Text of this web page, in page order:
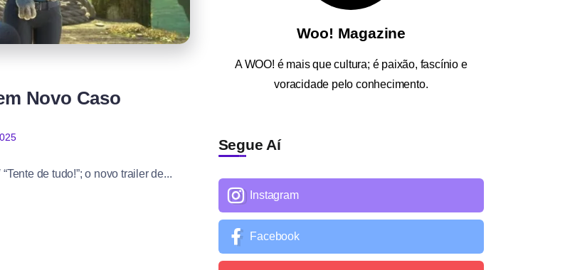
Novo Caso
de tudo!”; o novo trailer de...
Woo! Magazine
AWOO! é mais que cultura; é paixão, fascínio e
voracidade pelo conhecimento.
Segue Aí
Instagram
Facebook